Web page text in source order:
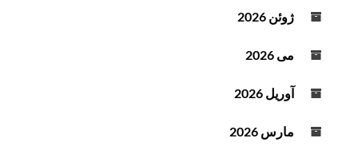
و
ژوئن 2026
می 2026
آوریل 2026
مارس 2026